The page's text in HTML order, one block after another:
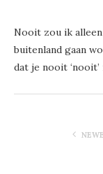
Nooit zou ik
buitenland gaan
dat je nooit